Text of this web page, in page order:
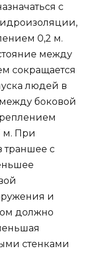
с
0,2 м.
между
сокращается
людей в
боковой
м. При
траншее с
и
должно
стенками